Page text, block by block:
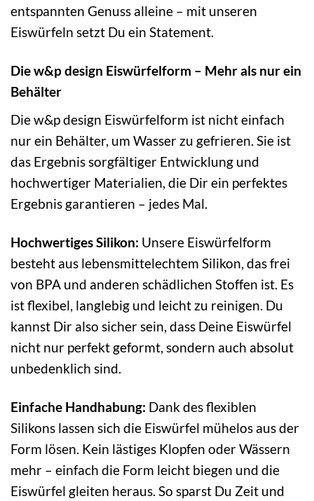
entspannten Genuss alleine – mit unseren
Eiswürfeln setzt Du ein Statement.
Die w&p design Eiswürfelform – Mehr als nur ein
Behälter
Die w&p design Eiswürfelform ist nicht einfach
nur ein Behälter, um Wasser zu gefrieren. Sie ist
das Ergebnis sorgfältiger Entwicklung und
hochwertiger Materialien, die Dir ein perfektes
Ergebnis garantieren – jedes Mal.
Hochwertiges Silikon: Unsere Eiswürfelform
besteht aus lebensmittelechtem Silikon, das frei
von BPA und anderen schädlichen Stoffen ist. Es
ist flexibel, langlebig und leicht zu reinigen. Du
kannst Dir also sicher sein, dass Deine Eiswürfel
nicht nur perfekt geformt, sondern auch absolut
unbedenklich sind.
Einfache Handhabung: Dank des flexiblen
Silikons lassen sich die Eiswürfel mühelos aus der
Form lösen. Kein lästiges Klopfen oder Wässern
mehr – einfach die Form leicht biegen und die
Eiswürfel gleiten heraus. So sparst Du Zeit und